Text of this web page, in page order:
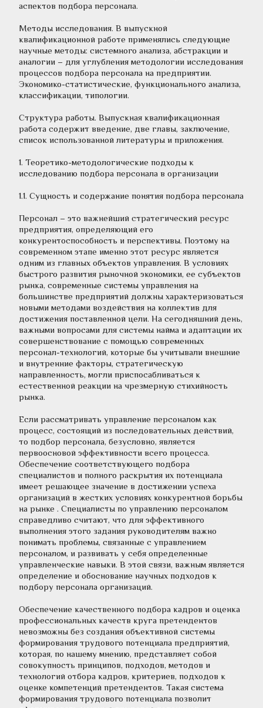
аспектов подбора персонала.
Методы исследования. В выпускной
квалификационной работе применялись следующие
научные методы: системного анализа, абстракции и
аналогии – для углубления методологии исследования
процессов подбора персонала на предприятии.
Экономико-статистические, функционального анализа,
классификации, типологии.
Структура работы. Выпускная квалификационная
работа содержит введение, две главы, заключение,
список использованной литературы и приложения.
1. Теоретико-методологические подходы к
исследованию подбора персонала в организации
Персонал – это важнейший стратегический ресурс
предприятия, определяющий его
конкурентоспособность и перспективы. Поэтому на
современном этапе именно этот ресурс является
одним из главных объектов управления. В условиях
быстрого развития рыночной экономики, ее субъектов
рынка, современные системы управления на
большинстве предприятий должны характеризоваться
новыми методами воздействия на коллектив для
достижения поставленной цели. На сегодняшний день,
важными вопросами для системы найма и адаптации их
совершенствование с помощью современных
персонал-технологий, которые бы учитывали внешние
и внутренние факторы, стратегическую
направленность, могли приспосабливаться к
естественной реакции на чрезмерную стихийность
рынка.
Если рассматривать управление персоналом как
процесс, состоящий из последовательных действий,
то подбор персонала, безусловно, является
первоосновой эффективности всего процесса.
Обеспечение соответствующего подбора
специалистов и полного раскрытия их потенциала
имеет решающее значение в достижении успеха
организаций в жестких условиях конкурентной борьбы
на рынке . Специалисты по управлению персоналом
справедливо считают, что для эффективного
выполнения этого задания руководителям важно
понимать проблемы, связанные с управлением
персоналом, и развивать у себя определенные
управленческие навыки. В этой связи, важным является
определение и обоснование научных подходов к
подбору персонала организаций.
Обеспечение качественного подбора кадров и оценка
профессиональных качеств круга претендентов
невозможны без создания объективной системы
формирования трудового потенциала предприятий,
которая, по нашему мнению, представляет собой
совокупность принципов, подходов, методов и
технологий отбора кадров, критериев, подходов к
оценке компетенций претендентов. Такая система
формирования трудового потенциала позволит